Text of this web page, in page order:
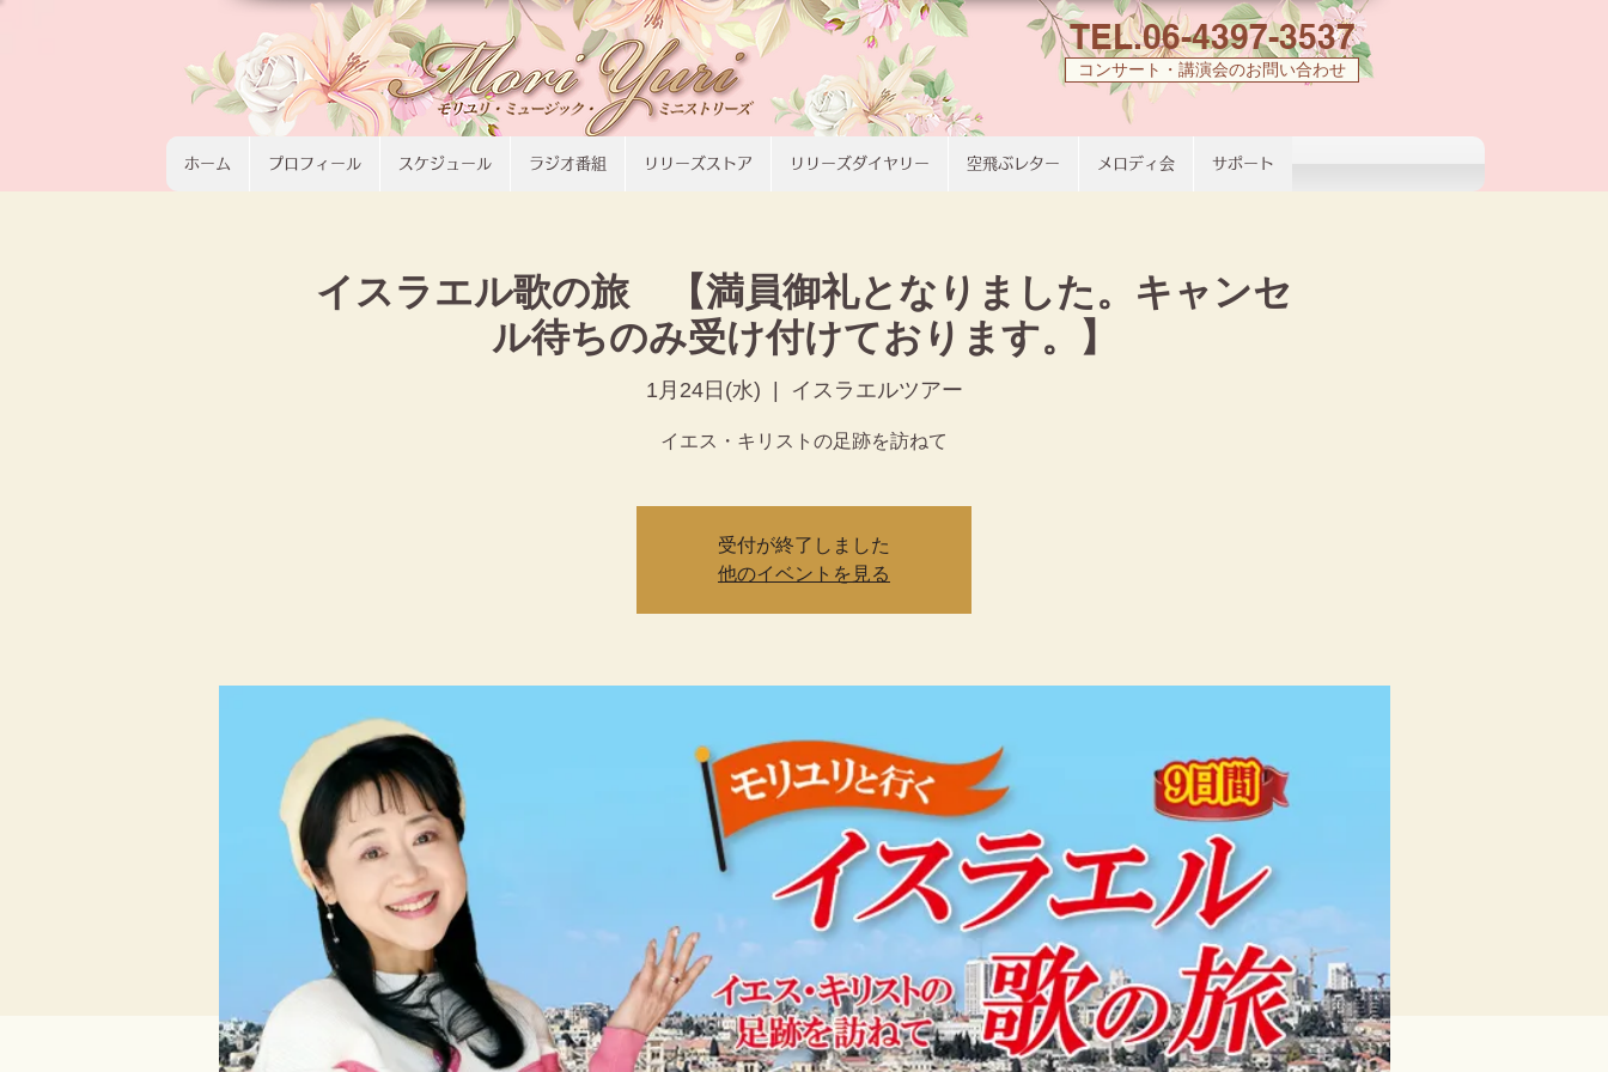
TEL.06-4397-3537
コンサート・講演会のお問い合わせ
ホーム プロフィール スケジュール ラジオ番組 リリーズストア リリーズダイヤリー 空飛ぶレター メロディ会 サポート
イスラエル歌の旅 【満員御礼となりました。キャンセ
ル待ちのみ受け付けております。】
1月24日(水)
  |
イスラエルツアー
イエス・キリストの足跡を訪ねて
受付が終了しました
他のイベントを見る